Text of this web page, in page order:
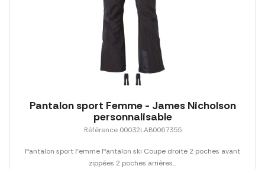
Pantalon sport Femme - James Nicholson
personnalisable
Référence 00032LAB0067355
Pantalon sport Femme Pantalon ski Coupe droite 2 poches avant
zippées 2 poches arrières...